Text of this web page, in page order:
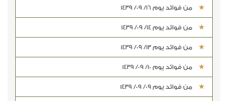
من فوائد يوم 16/ 09/ 1439
من فوائد يوم 14/ 09/ 1439
من فوائد يوم 13/ 09/ 1439
من فوائد يوم 10/ 09/ 1439
من فوائد يوم 09/ 09/ 1439